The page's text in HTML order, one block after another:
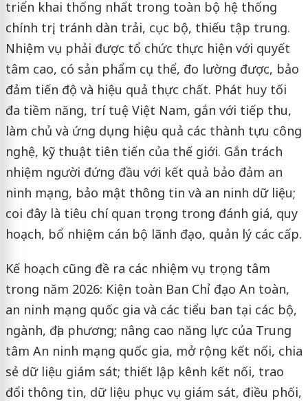
triển khai thống nhất trong toàn bộ hệ thống
chính trị, tránh dàn trải, cục bộ, thiếu tập trung.
Nhiệm vụ phải được tổ chức thực hiện với quyết
tâm cao, có sản phẩm cụ thể, đo lường được, bảo
đảm tiến độ và hiệu quả thực chất. Phát huy tối
đa tiềm năng, trí tuệ Việt Nam, gắn với tiếp thu,
làm chủ và ứng dụng hiệu quả các thành tựu công
nghệ, kỹ thuật tiên tiến của thế giới. Gắn trách
nhiệm người đứng đầu với kết quả bảo đảm an
ninh mạng, bảo mật thông tin và an ninh dữ liệu;
coi đây là tiêu chí quan trọng trong đánh giá, quy
hoạch, bổ nhiệm cán bộ lãnh đạo, quản lý các cấp.
Kế hoạch cũng đề ra các nhiệm vụ trọng tâm
trong năm 2026: Kiện toàn Ban Chỉ đạo An toàn,
an ninh mạng quốc gia và các tiểu ban tại các bộ,
ngành, địa phương; nâng cao năng lực của Trung
tâm An ninh mạng quốc gia, mở rộng kết nối, chia
sẻ dữ liệu giám sát; thiết lập kênh kết nối, trao
đổi thông tin, dữ liệu phục vụ giám sát, điều phối,